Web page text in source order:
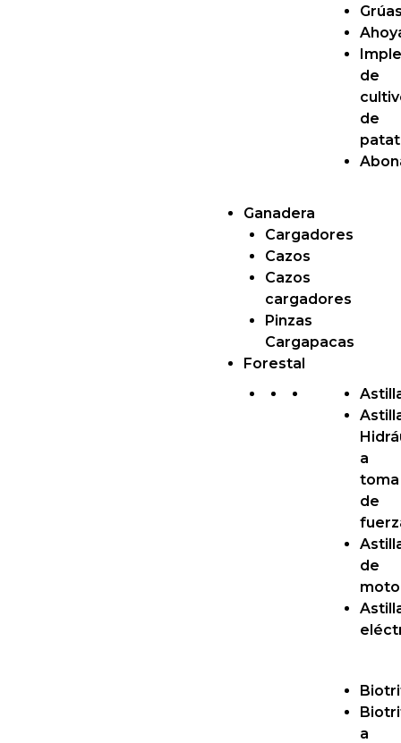
de
de
Ganadera
Cargadores
Cazos
Cazos
cargadores
Pinzas
Cargapacas
Forestal
a
toma
de
de
a